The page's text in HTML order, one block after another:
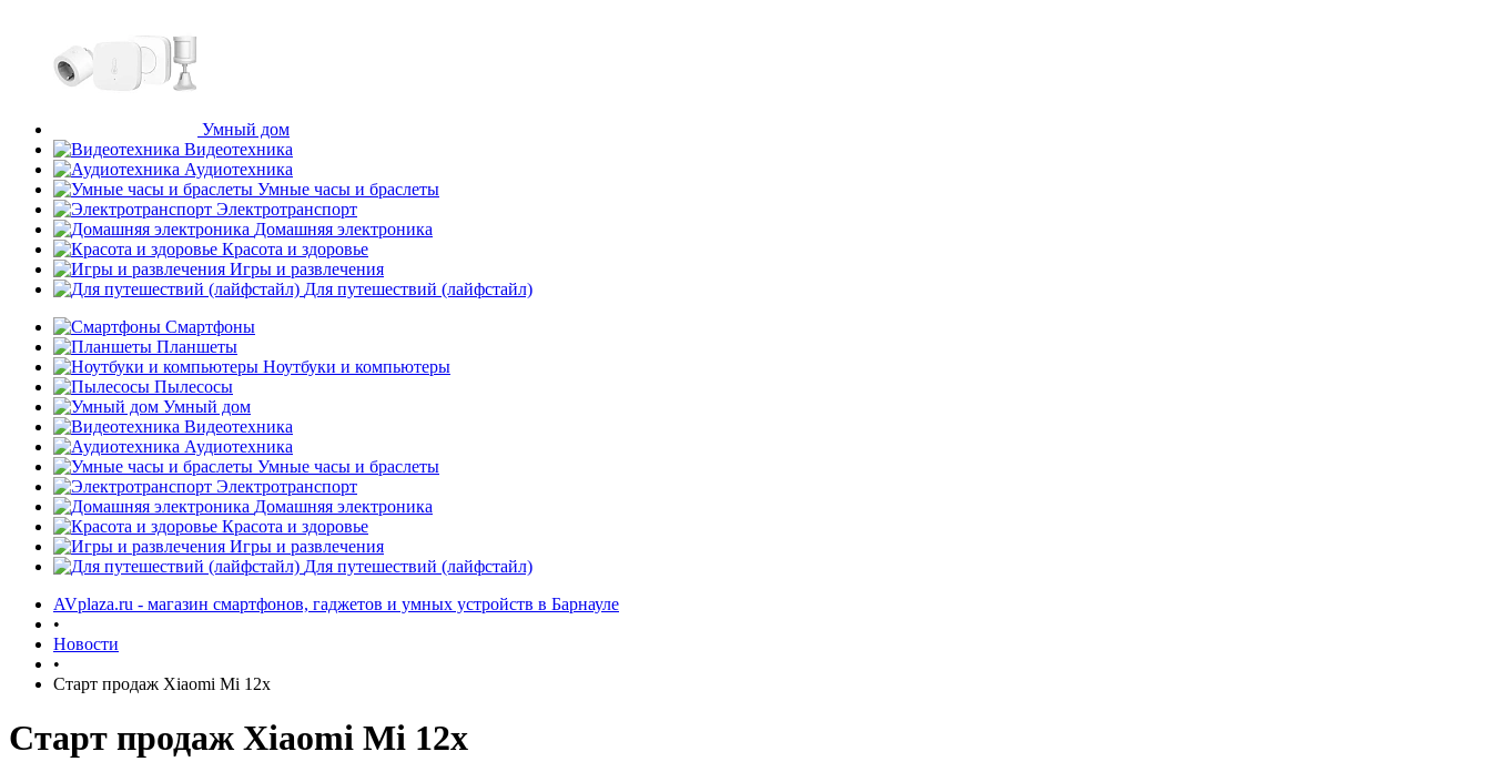
Умный дом
Видеотехника
Аудиотехника
Умные часы и браслеты
Электротранспорт
Домашняя электроника
Красота и здоровье
Игры и развлечения
Для путешествий (лайфстайл)
Смартфоны
Планшеты
Ноутбуки и компьютеры
Пылесосы
Умный дом
Видеотехника
Аудиотехника
Умные часы и браслеты
Электротранспорт
Домашняя электроника
Красота и здоровье
Игры и развлечения
Для путешествий (лайфстайл)
AVplaza.ru - магазин смартфонов, гаджетов и умных устройств в Барнауле
•
Новости
•
Старт продаж Xiaomi Mi 12x
Старт продаж Xiaomi Mi 12x